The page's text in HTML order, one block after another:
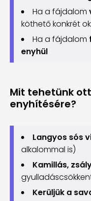
Ha a fájdalom
köthető konkrét
Ha a fájdalom
enyhül
Mit tehetünk
enyhítésére?
Langyos sós
alkalommal is)
Kamillás,
Kerüljük a